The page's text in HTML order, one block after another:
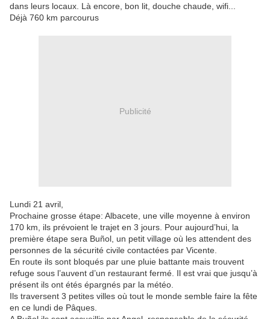
dans leurs locaux. Là encore, bon lit, douche chaude, wifi...
Déjà 760 km parcourus
Publicité
Lundi 21 avril,
Prochaine grosse étape: Albacete, une ville moyenne à environ
170 km, ils prévoient le trajet en 3 jours. Pour aujourd’hui, la
première étape sera Buñol, un petit village où les attendent des
personnes de la sécurité civile contactées par Vicente.
En route ils sont bloqués par une pluie battante mais trouvent
refuge sous l’auvent d’un restaurant fermé. Il est vrai que jusqu’à
présent ils ont étés épargnés par la météo.
Ils traversent 3 petites villes où tout le monde semble faire la fête
en ce lundi de Pâques.